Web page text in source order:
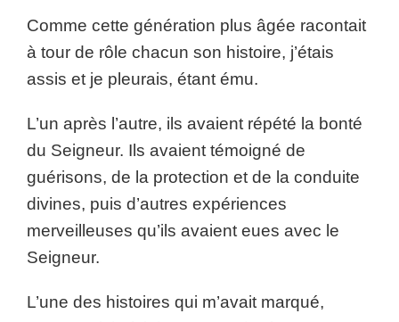
Comme cette génération plus âgée racontait
à tour de rôle chacun son histoire, j’étais
assis et je pleurais, étant ému.
L’un après l’autre, ils avaient répété la bonté
du Seigneur. Ils avaient témoigné de
guérisons, de la protection et de la conduite
divines, puis d’autres expériences
merveilleuses qu’ils avaient eues avec le
Seigneur.
L’une des histoires qui m’avait marqué,